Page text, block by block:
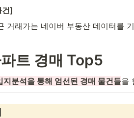
건]
거래가는 네이버 부동산 데이터를
트 경매 Top5
지분석을 통해 엄선된 경매 물건들을